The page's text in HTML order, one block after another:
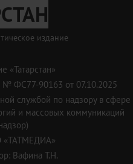
издание
«Татарстан»
№ ФС77-90163 от 07.10.2025
службой по надзору в сфере
и массовых коммуникаций
«ТАТМЕДИА»
Вафина Т.Н.